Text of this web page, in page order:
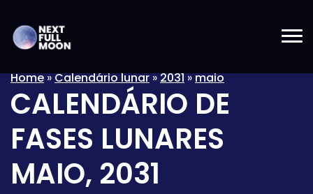
Home»Calendário lunar»2031»maio
CALENDÁRIO DE
FASES LUNARES
MAIO, 2031